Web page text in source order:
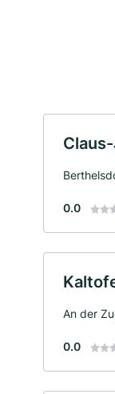
0.0
An der
0.0